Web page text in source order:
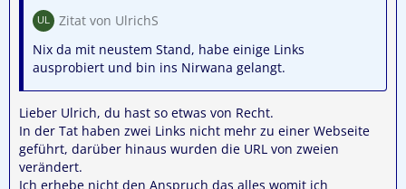
Zitat von UlrichS
Nix da mit neustem Stand, habe einige Links
ausprobiert und bin ins Nirwana gelangt.
Lieber Ulrich, du hast so etwas von Recht.
In der Tat haben zwei Links nicht mehr zu einer Webseite
geführt, darüber hinaus wurden die URL von zweien
verändert.
Ich erhebe nicht den Anspruch das alles womit ich